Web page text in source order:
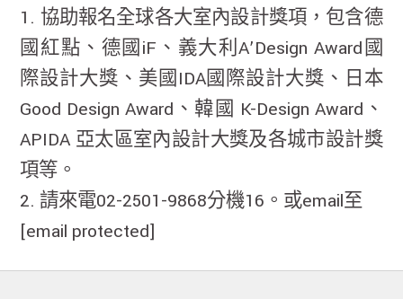
1. 協助報名全球各大室內設計獎項，包含德
國紅點、德國iF、義大利A’Design Award國
際設計大獎、美國IDA國際設計大獎、日本
Good Design Award、韓國 K-Design Award、
APIDA 亞太區室內設計大獎及各城市設計獎
項等。
2. 請來電02-2501-9868分機16。或email至
[email protected]